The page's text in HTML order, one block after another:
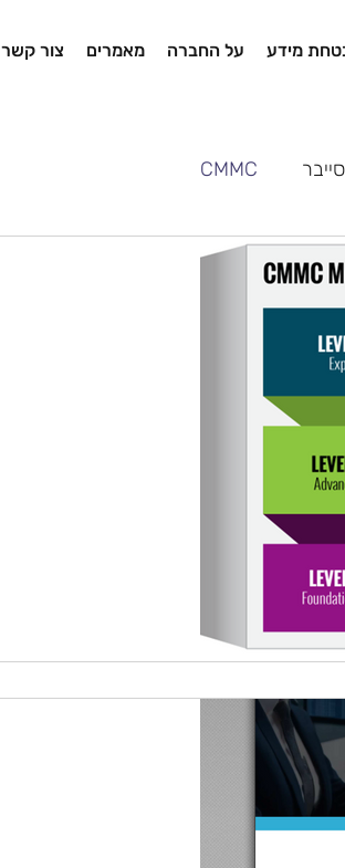
מידע על החברה מאמרים צור קשר
סייבר CMMC
עליהן נדרש
הראשונה של